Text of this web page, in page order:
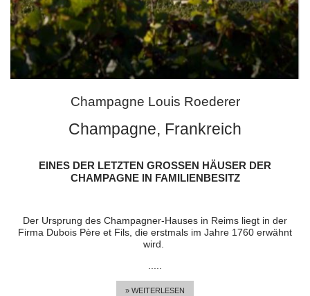
Champagne Louis Roederer
Champagne, Frankreich
EINES DER LETZTEN GROSSEN HÄUSER DER C
HAMPAGNE IN FAMILIENBESITZ
Der Ursprung des Champagner-Hauses in Reims liegt in der
Firma Dubois Père et Fils, die erstmals im Jahre 1760 erwähnt
wird.
» WEITERLESEN